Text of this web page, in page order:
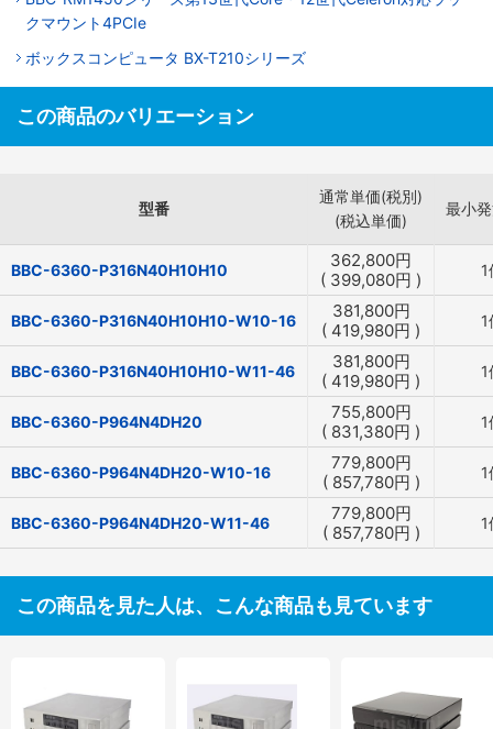
クマウント4PCIe
ボックスコンピュータ BX-T210シリーズ
この商品のバリエーション
型番
通常単価(税別)
(税込単価)
最小
BBC-6360-P316N40H10H10 362,800円
( 399,080円 ) 1
BBC-6360-P316N40H10H10-W10-16 381,800円
( 419,980円 ) 1
BBC-6360-P316N40H10H10-W11-46 381,800円
( 419,980円 ) 1
BBC-6360-P964N4DH20 755,800円
( 831,380円 ) 1
BBC-6360-P964N4DH20-W10-16 779,800円
( 857,780円 ) 1
BBC-6360-P964N4DH20-W11-46 779,800円
( 857,780円 ) 1
この商品を見た人は、こんな商品も見ています